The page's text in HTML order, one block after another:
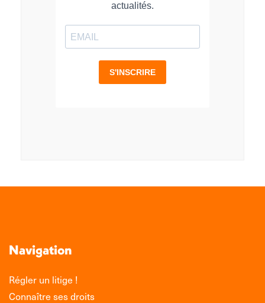
Navigation
Régler un litige !
Connaître ses droits